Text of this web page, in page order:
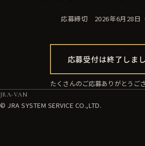
応募締切 2026年6月28日（
応募受付は終了しま
たくさんのご応募ありがとうご
JRA-VAN
© JRA SYSTEM SERVICE CO.,LTD.